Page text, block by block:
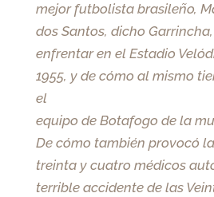
mejor futbolista brasileño,
dos Santos, dicho
enfrentar en el Estadio
1955, y de cómo al mismo
el
equipo de Botafogo de la
De cómo también provocó
treinta y cuatro médicos
terrible accidente de las